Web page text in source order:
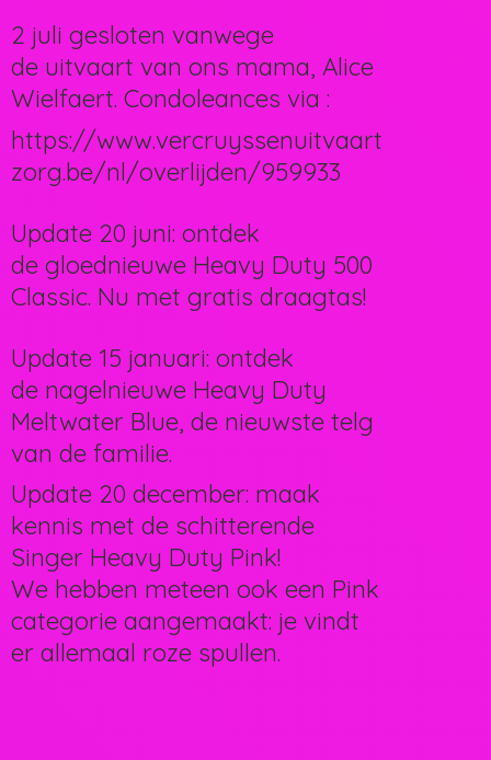
2 juli gesloten vanwege
de uitvaart van ons mama, Alice
Wielfaert. Condoleances via :
https://www.vercruyssenuitvaart
zorg.be/nl/overlijden/959933
Update 20 juni: ontdek
de gloednieuwe Heavy Duty 500
Classic. Nu met gratis draagtas!
Update 15 januari: ontdek
de nagelnieuwe Heavy Duty
Meltwater Blue, de nieuwste telg
van de familie.
Update 20 december: maak
kennis met de schitterende
Singer Heavy Duty Pink!
We hebben meteen ook een Pink
categorie aangemaakt: je vindt
er allemaal roze spullen.